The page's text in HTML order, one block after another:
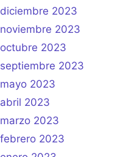
diciembre 2023
noviembre 2023
octubre 2023
septiembre 2023
mayo 2023
abril 2023
marzo 2023
febrero 2023